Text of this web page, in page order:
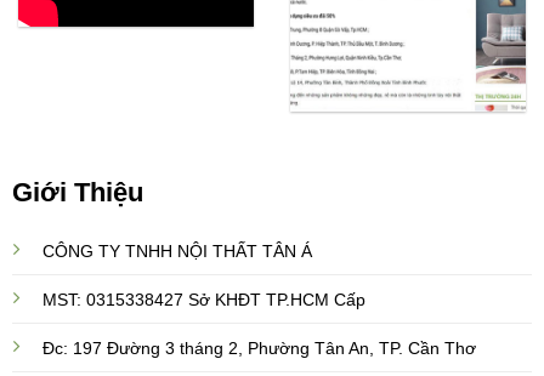
Giới Thiệu
CÔNG TY TNHH NỘI THẤT TÂN Á
MST: 0315338427 Sở KHĐT TP.HCM Cấp
Đc: 197 Đường 3 tháng 2, Phường Tân An, TP. Cần Thơ